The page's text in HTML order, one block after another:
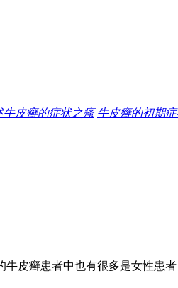
牛皮癣的症状之瘙 牛皮癣的初期
皮癣患者中也有很多是女性患